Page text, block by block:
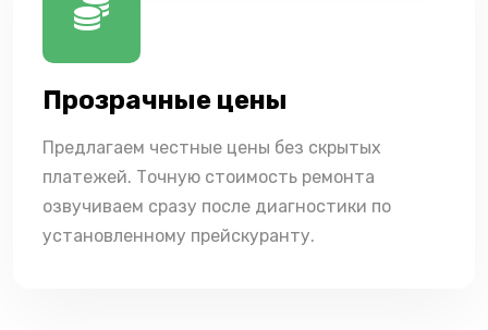
Прозрачные цены
Предлагаем честные цены без скрытых
платежей. Точную стоимость ремонта
озвучиваем сразу после диагностики по
установленному прейскуранту.